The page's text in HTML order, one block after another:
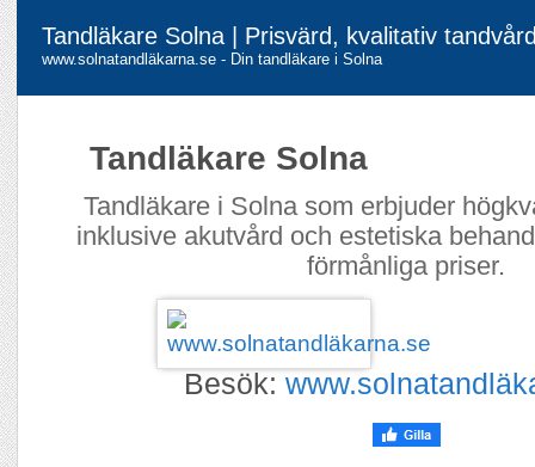
Tandläkare Solna | Prisvärd, kvalitativ
www.solnatandläkarna.se - Din tandläkare i Solna
Tandläkare Solna
Tandläkare i Solna som erbjuder
inklusive akutvård och estetiska
förmånliga priser.
Besök: